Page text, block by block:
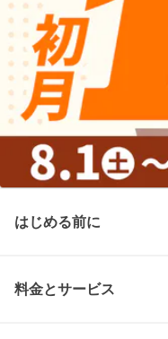
はじめる前に
料金とサービス